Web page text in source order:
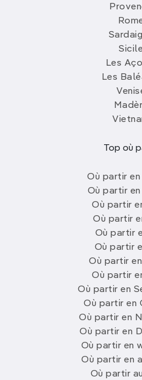
Les
Les
Top où
Où partir en
Où partir
Où partir
Où partir
Où partir
Où partir
Où partir
Où partir
Où partir en
Où partir en
Où partir en
Où partir en
Où partir en
Où partir en
Où partir